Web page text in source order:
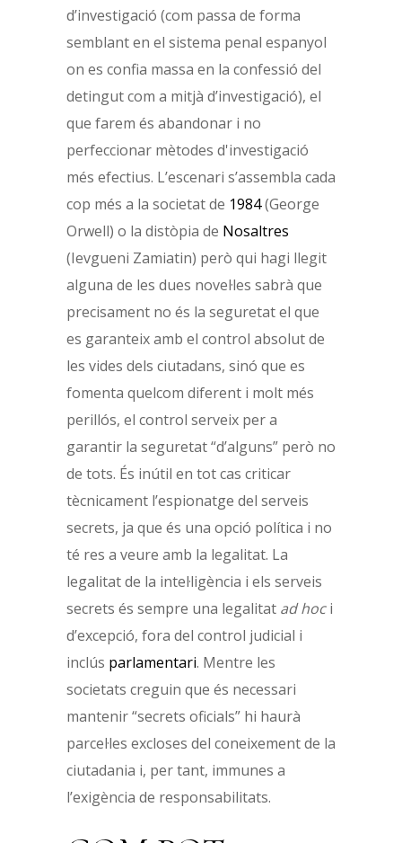
d’investigació (com passa de forma
semblant en el sistema penal espanyol
on es confia massa en la confessió del
detingut com a mitjà d’investigació), el
que farem és abandonar i no
perfeccionar mètodes d'investigació
més efectius. L’escenari s’assembla cada
cop més a la societat de 1984(George
Orwell) o la distòpia de Nosaltres
(Ievgueni Zamiatin) però qui hagi llegit
alguna de les dues novel·les sabrà que
precisament no és la seguretat el que
es garanteix amb el control absolut de
les vides dels ciutadans, sinó que es
fomenta quelcom diferent i molt més
perillós, el control serveix per a
garantir la seguretat “d’alguns” però no
de tots. És inútil en tot cas criticar
tècnicament l’espionatge del serveis
secrets, ja que és una opció política i no
té res a veure amb la legalitat. La
legalitat de la intel·ligència i els serveis
secrets és sempre una legalitat ad hoci
d’excepció, fora del control judicial i
inclús parlamentari. Mentre les
societats creguin que és necessari
mantenir “secrets oficials” hi haurà
parcel·les excloses del coneixement de la
ciutadania i, per tant, immunes a
l’exigència de responsabilitats.